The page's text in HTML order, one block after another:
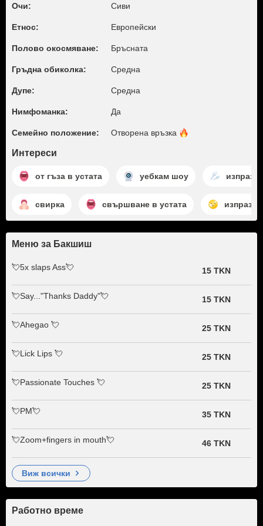
Очи: Сиви
Етнос: Европейски
Полово окосмяване: Бръсната
Гръдна обиколка: Среднa
Дупе: Среднa
Нимфоманка: Да
Семейно положение: Отворена връзка
Интереси
от гъза в устата уебкам шоу
свирка свършване в устата
Меню за Бакшиш
💘5x slaps Ass💘 15 TKN
💘Say..."Thanks Daddy"💘 15 TKN
💘Ahegao 💘 25 TKN
💘Lick Lips 💘 25 TKN
💘Passionate Touches 💘 25 TKN
💘PM💘 35 TKN
💘Zoom+fingers in mouth💘 46 TKN
виж всички
Работно време